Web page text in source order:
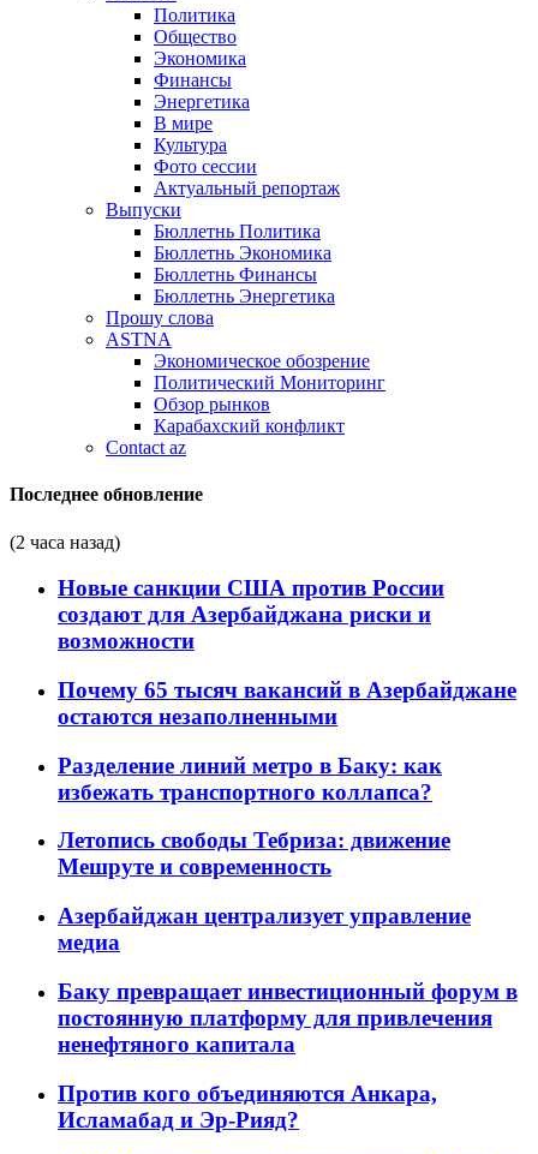
Политика
Общество
Экономика
Финансы
Энергетика
В мире
Культура
Фото сессии
Актуальный репортаж
Выпуски
Бюллетнь Политика
Бюллетнь Экономика
Бюллетнь Финансы
Бюллетнь Энергетика
Прошу слова
ASTNA
Экономическое обозрение
Политический Мониторинг
Обзор рынков
Карабахский конфликт
Contact az
Последнее обновление
(2 часа назад)
Новые санкции США против России
создают для Азербайджана риски и
возможности
Почему 65 тысяч вакансий в Азербайджане
остаются незаполненными
Разделение линий метро в Баку: как
избежать транспортного коллапса?
Летопись свободы Тебриза: движение
Мешруте и современность
Азербайджан централизует управление
медиа
Баку превращает инвестиционный форум в
постоянную платформу для привлечения
ненефтяного капитала
Против кого объединяются Анкара,
Исламабад и Эр-Рияд?